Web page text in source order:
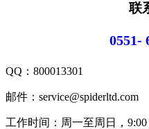
联
0551-
QQ： 800013301
邮件：service@spiderltd.com
工作时间：周一至周日，